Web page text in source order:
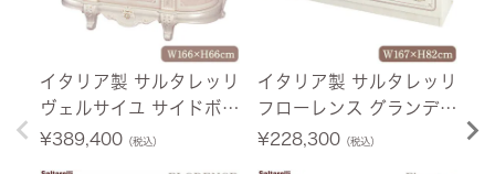
イタリア製 サルタレッリ
ヴェルサイユ サイドボー
ド アイボリー 幅127cm
¥389,400（税込）
イタリア製 サルタレッリ
フローレンス グランデチ
ェスト パールホワイト
¥228,300（税込） ¥